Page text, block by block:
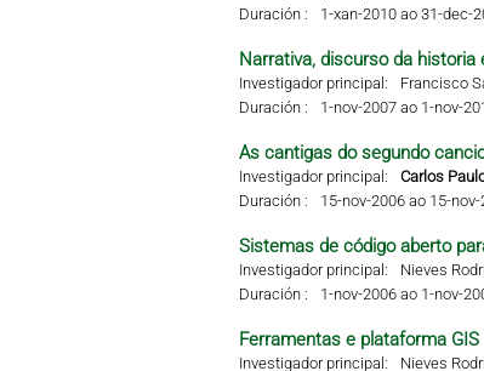
Duración :
1-xan-2010 ao 31-dec-
Narrativa, discurso da historia
Investigador principal:
Francisco
Duración :
1-nov-2007 ao 1-nov-
As cantigas do segundo
Investigador principal:
Carlos
Duración :
15-nov-2006 ao 15-nov-
Sistemas de código aberto
Investigador principal:
Nieves
Duración :
1-nov-2006 ao 1-nov-
Ferramentas e plataforma GIS
Investigador principal:
Nieves